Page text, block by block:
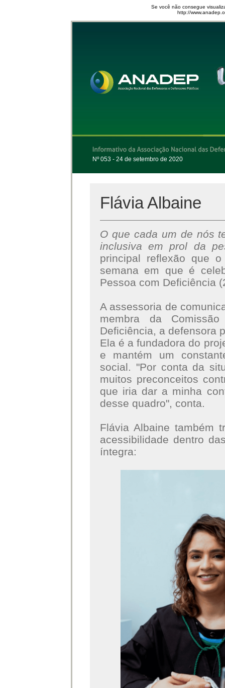
Se você não consegue
http://
Nº 053 - 24 de setembro de 2020
Flávia Albaine
O que cada um de nós
inclusiva em prol da
principal reflexão que
semana em que é
Pessoa com Deficiência
A assessoria de
membra da
Deficiência, a defensora
Ela é a fundadora do
e mantém um
social. "Por conta da
muitos preconceitos
que iria dar a minha
desse quadro", conta.
Flávia Albaine também
acessibilidade dentro
íntegra: